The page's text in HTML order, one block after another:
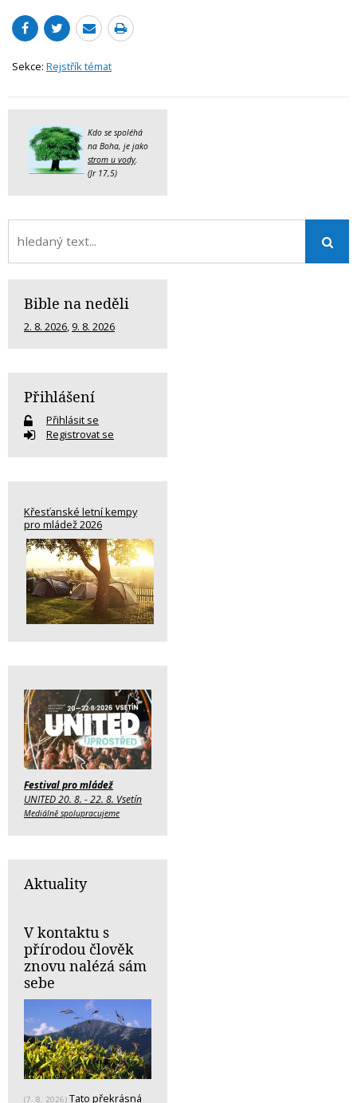
Sekce: Rejstřík témat
Kdo se spoléhá
na Boha, je jako
strom u vody.
(Jr 17,5)
Bible na neděli
2. 8. 2026, 9. 8. 2026
Přihlášení
Přihlásit se
Registrovat se
Křesťanské letní kempy
pro mládež 2026
Festival pro mládež
UNITED 20. 8. - 22. 8. Vsetín
Mediálně spolupracujeme
Aktuality
V kontaktu s
přírodou člověk
znovu nalézá sám
sebe
(7. 8. 2026) Tato překrásná